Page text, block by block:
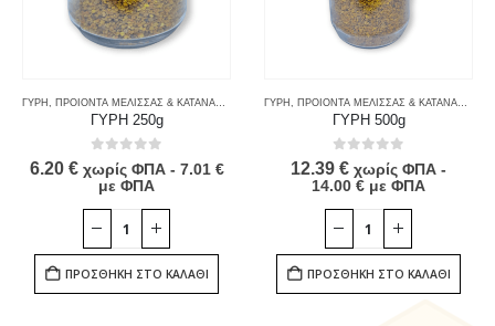
ΓΥΡΗ , ΠΡΟΙΟΝΤΑ ΜΕΛΙΣΣΑΣ & ΚΑΤΑΝΑΛΩΤΗ ΤΡΟΦΙΜΑ
ΓΥΡΗ 250g
out of 5
6.20 € χωρίς ΦΠΑ - 7.01 €
με ΦΠΑ
ΠΡΟΣΘΉΚΗ ΣΤΟ ΚΑΛΆΘΙ
ΓΥΡΗ , ΠΡΟΙΟΝΤΑ ΜΕΛΙΣΣΑΣ & ΚΑΤΑΝΑΛΩΤΗ
ΓΥΡΗ 500g
0out of 5
12.39 € χωρίς ΦΠΑ -
14.00 € με ΦΠΑ
ΠΡΟΣΘΉΚΗ ΣΤΟ ΚΑΛΆΘΙ